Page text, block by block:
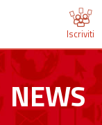
Iscriviti
NEWS